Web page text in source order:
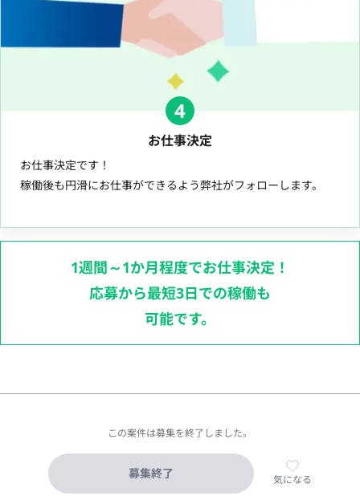
4
お仕事決定
お仕事決定です！
稼働後も円滑にお仕事ができるよう弊社がフォローします。
1週間～1か月程度でお仕事決定！
応募から最短3日での稼働も
可能です。
この案件は募集を終了しました。
募集終了 気になる